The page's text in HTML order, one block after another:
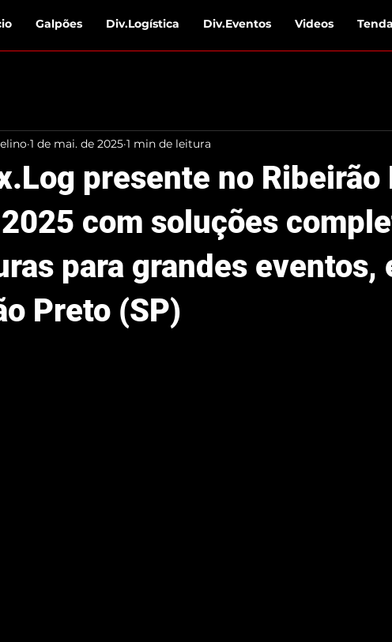
Galpões Div.Logística Div.Eventos Videos
presente no Ribeirão
com soluções
para grandes eventos,
Preto (SP)
1 de mai. de 2025 1 min de leitura